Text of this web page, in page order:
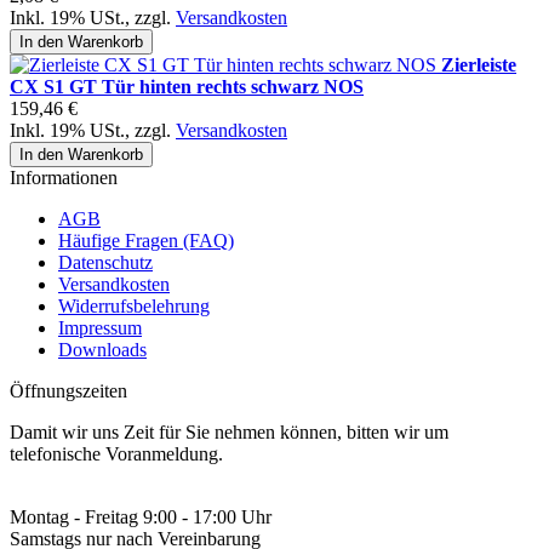
Inkl. 19% USt., zzgl. Versandkosten
In den Warenkorb
Zierleiste
CX S1 GT Tür hinten rechts schwarz NOS
159,46 €
Inkl. 19% USt., zzgl. Versandkosten
In den Warenkorb
Informationen
AGB
Häufige Fragen (FAQ)
Datenschutz
Versandkosten
Widerrufsbelehrung
Impressum
Downloads
Öffnungszeiten
Damit wir uns Zeit für Sie nehmen können, bitten wir um
telefonische Voranmeldung.
Montag - Freitag 9:00 - 17:00 Uhr
Samstags nur nach Vereinbarung